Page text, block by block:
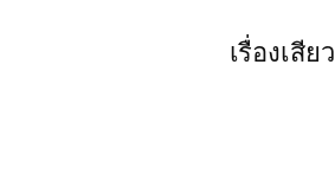
เรื่องเสียว